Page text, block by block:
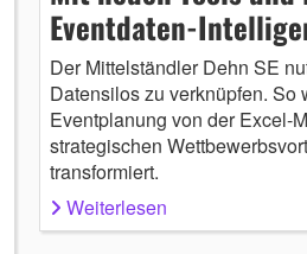
Eventdaten-
Der Mittelständler Dehn SE
Datensilos zu verknüpfen. So
Eventplanung von der Excel-
strategischen
transformiert.
Weiterlesen